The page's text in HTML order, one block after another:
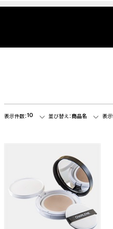
表示件数：10 並び替え：商品名 表